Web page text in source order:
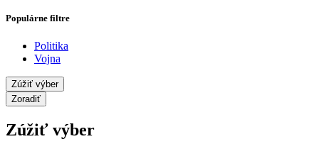
Populárne filtre
Politika
Vojna
Zúžiť výber
Zoradiť
Zúžiť výber